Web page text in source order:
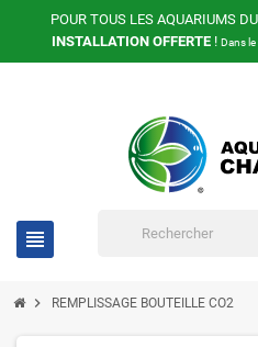
POUR TOUS LES AQUARIUMS
INSTALLATION OFFERTE! Dans
view_headline
chevron_right REMPLISSAGE BOUTEILLE CO2